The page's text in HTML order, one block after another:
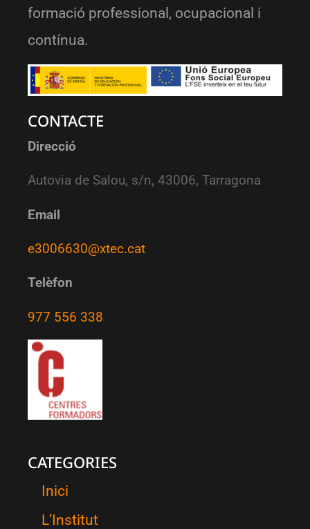
formació professional, ocupacional i
contínua.
CONTACTE
Direcció
Autovia de Salou, s/n, 43006, Tarragona
Email
e3006630@xtec.cat
Telèfon
977 556 338
CATEGORIES
Inici
L’Institut